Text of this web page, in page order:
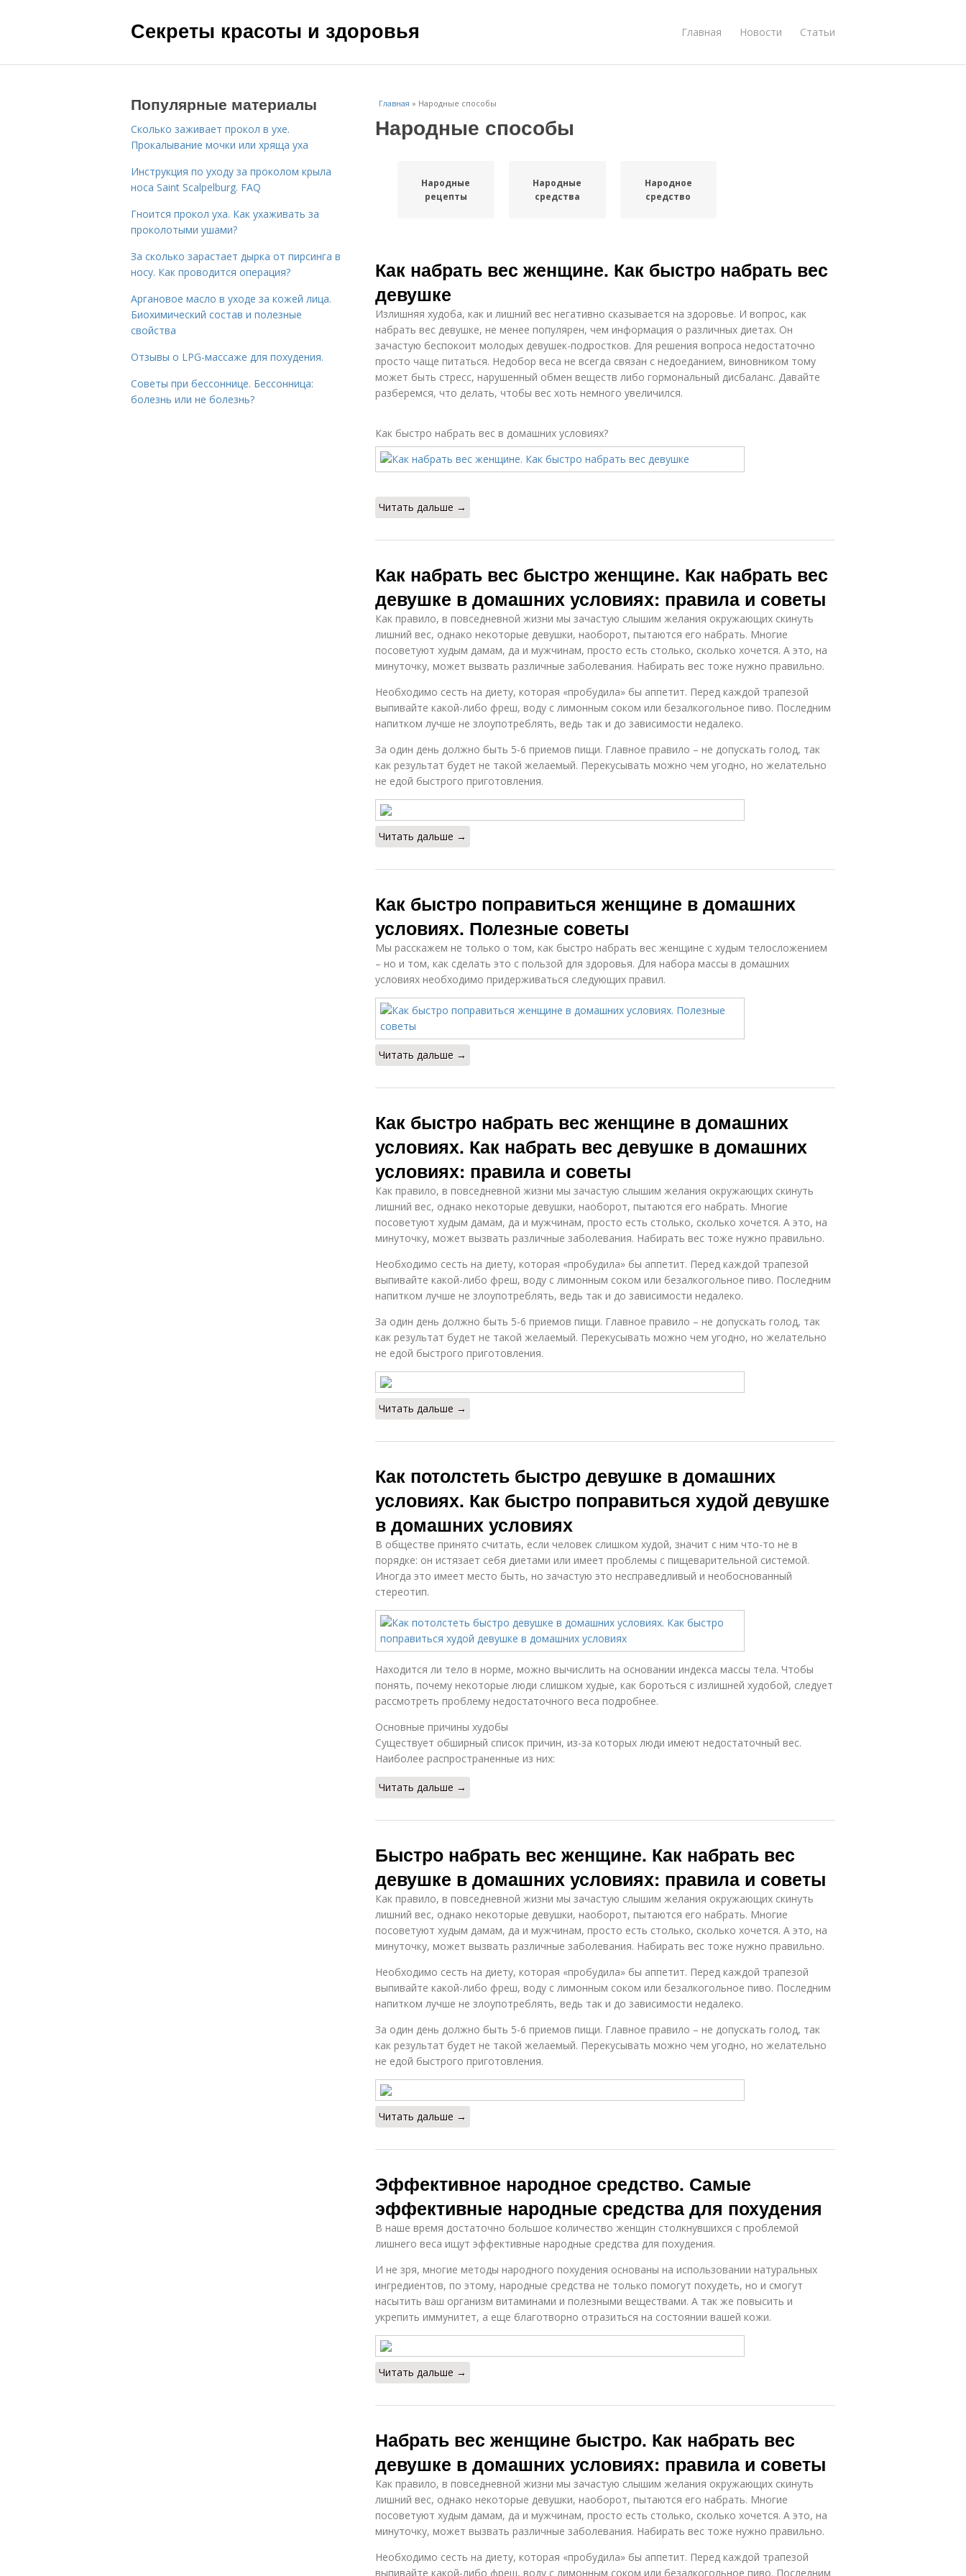
Секреты красоты и здоровья Главная Новости Статьи
Главная » Народные способы
Народные способы
Народные
рецепты
Народные
средства
Народное
средство
Как набрать вес женщине. Как быстро набрать вес
девушке
Излишняя худоба, как и лишний вес негативно сказывается на здоровье. И вопрос, как
набрать вес девушке, не менее популярен, чем информация о различных диетах. Он
зачастую беспокоит молодых девушек-подростков. Для решения вопроса недостаточно
просто чаще питаться. Недобор веса не всегда связан с недоеданием, виновником тому
может быть стресс, нарушенный обмен веществ либо гормональный дисбаланс. Давайте
разберемся, что делать, чтобы вес хоть немного увеличился.
Как быстро набрать вес в домашних условиях?
Читать дальше →
Как набрать вес быстро женщине. Как набрать вес
девушке в домашних условиях: правила и советы
Как правило, в повседневной жизни мы зачастую слышим желания окружающих скинуть
лишний вес, однако некоторые девушки, наоборот, пытаются его набрать. Многие
посоветуют худым дамам, да и мужчинам, просто есть столько, сколько хочется. А это, на
минуточку, может вызвать различные заболевания. Набирать вес тоже нужно правильно.
Необходимо сесть на диету, которая «пробудила» бы аппетит. Перед каждой трапезой
выпивайте какой-либо фреш, воду с лимонным соком или безалкогольное пиво. Последним
напитком лучше не злоупотреблять, ведь так и до зависимости недалеко.
За один день должно быть 5-6 приемов пищи. Главное правило – не допускать голод, так
как результат будет не такой желаемый. Перекусывать можно чем угодно, но желательно
не едой быстрого приготовления.
Читать дальше →
Как быстро поправиться женщине в домашних
условиях. Полезные советы
Мы расскажем не только о том, как быстро набрать вес женщине с худым телосложением
– но и том, как сделать это с пользой для здоровья. Для набора массы в домашних
условиях необходимо придерживаться следующих правил.
Читать дальше →
Как быстро набрать вес женщине в домашних
условиях. Как набрать вес девушке в домашних
условиях: правила и советы
Как правило, в повседневной жизни мы зачастую слышим желания окружающих скинуть
лишний вес, однако некоторые девушки, наоборот, пытаются его набрать. Многие
посоветуют худым дамам, да и мужчинам, просто есть столько, сколько хочется. А это, на
минуточку, может вызвать различные заболевания. Набирать вес тоже нужно правильно.
Необходимо сесть на диету, которая «пробудила» бы аппетит. Перед каждой трапезой
выпивайте какой-либо фреш, воду с лимонным соком или безалкогольное пиво. Последним
напитком лучше не злоупотреблять, ведь так и до зависимости недалеко.
За один день должно быть 5-6 приемов пищи. Главное правило – не допускать голод, так
как результат будет не такой желаемый. Перекусывать можно чем угодно, но желательно
не едой быстрого приготовления.
Читать дальше →
Как потолстеть быстро девушке в домашних
условиях. Как быстро поправиться худой девушке
в домашних условиях
В обществе принято считать, если человек слишком худой, значит с ним что-то не в
порядке: он истязает себя диетами или имеет проблемы с пищеварительной системой.
Иногда это имеет место быть, но зачастую это несправедливый и необоснованный
стереотип.
Находится ли тело в норме, можно вычислить на основании индекса массы тела. Чтобы
понять, почему некоторые люди слишком худые, как бороться с излишней худобой, следует
рассмотреть проблему недостаточного веса подробнее.
Основные причины худобы
Существует обширный список причин, из-за которых люди имеют недостаточный вес.
Наиболее распространенные из них:
Читать дальше →
Быстро набрать вес женщине. Как набрать вес
девушке в домашних условиях: правила и советы
Как правило, в повседневной жизни мы зачастую слышим желания окружающих скинуть
лишний вес, однако некоторые девушки, наоборот, пытаются его набрать. Многие
посоветуют худым дамам, да и мужчинам, просто есть столько, сколько хочется. А это, на
минуточку, может вызвать различные заболевания. Набирать вес тоже нужно правильно.
Необходимо сесть на диету, которая «пробудила» бы аппетит. Перед каждой трапезой
выпивайте какой-либо фреш, воду с лимонным соком или безалкогольное пиво. Последним
напитком лучше не злоупотреблять, ведь так и до зависимости недалеко.
За один день должно быть 5-6 приемов пищи. Главное правило – не допускать голод, так
как результат будет не такой желаемый. Перекусывать можно чем угодно, но желательно
не едой быстрого приготовления.
Читать дальше →
Эффективное народное средство. Самые
эффективные народные средства для похудения
В наше время достаточно большое количество женщин столкнувшихся с проблемой
лишнего веса ищут эффективные народные средства для похудения.
И не зря, многие методы народного похудения основаны на использовании натуральных
ингредиентов, по этому, народные средства не только помогут похудеть, но и смогут
насытить ваш организм витаминами и полезными веществами. А так же повысить и
укрепить иммунитет, а еще благотворно отразиться на состоянии вашей кожи.
Читать дальше →
Набрать вес женщине быстро. Как набрать вес
девушке в домашних условиях: правила и советы
Как правило, в повседневной жизни мы зачастую слышим желания окружающих скинуть
лишний вес, однако некоторые девушки, наоборот, пытаются его набрать. Многие
посоветуют худым дамам, да и мужчинам, просто есть столько, сколько хочется. А это, на
минуточку, может вызвать различные заболевания. Набирать вес тоже нужно правильно.
Необходимо сесть на диету, которая «пробудила» бы аппетит. Перед каждой трапезой
выпивайте какой-либо фреш, воду с лимонным соком или безалкогольное пиво. Последним
Популярные материалы
Сколько заживает прокол в ухе.
Прокалывание мочки или хряща уха
Инструкция по уходу за проколом крыла
носа Saint Scalpelburg. FAQ
Гноится прокол уха. Как ухаживать за
проколотыми ушами?
За сколько зарастает дырка от пирсинга в
носу. Как проводится операция?
Аргановое масло в уходе за кожей лица.
Биохимический состав и полезные
свойства
Отзывы о LPG-массаже для похудения.
Советы при бессоннице. Бессонница:
болезнь или не болезнь?